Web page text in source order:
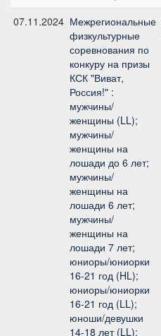
07.11.2024 Межрегиональные
физкультурные
соревнования по
конкуру на призы
КСК "Виват,
Россия!" :
мужчины/
женщины (LL);
мужчины/
женщины на
лошади до 6 лет;
мужчины/
женщины на
лошади 6 лет;
мужчины/
женщины на
лошади 7 лет;
юниоры/юниорки
16-21 год (HL);
юниоры/юниорки
16-21 год (LL);
юноши/девушки
14-18 лет (LL);